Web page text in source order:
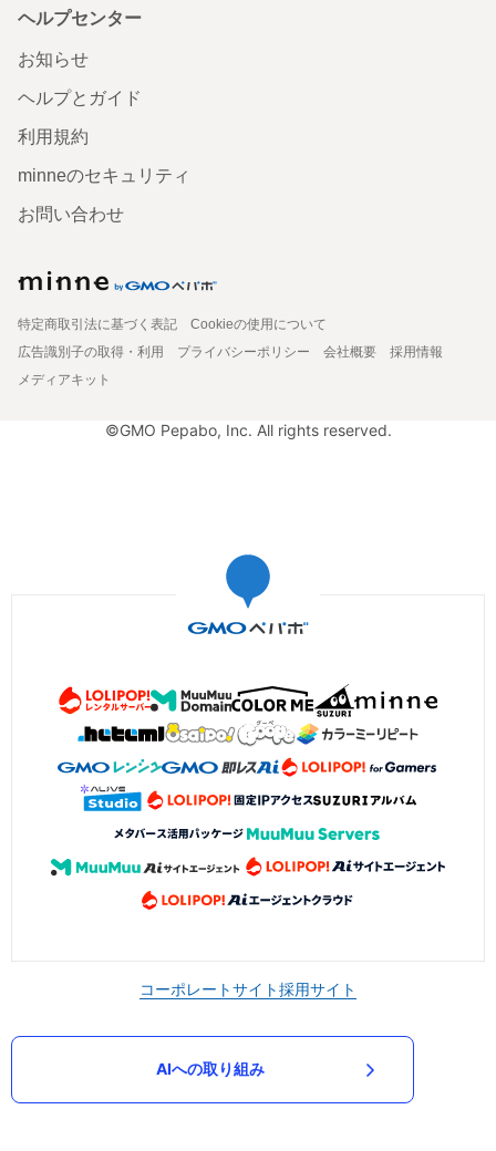
ヘルプセンター
お知らせ
ヘルプとガイド
利用規約
minneのセキュリティ
お問い合わせ
特定商取引法に基づく表記
Cookieの使用について
広告識別子の取得・利用
プライバシーポリシー 会社概要
採用情報
メディアキット
©GMO Pepabo, Inc. All rights reserved.
コーポレートサイト採用サイト
AIへの取り組み